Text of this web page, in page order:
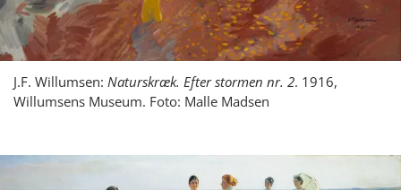
J.F. Willumsen: Naturskræk. Efter stormen nr. 2. 1916,
Willumsens Museum. Foto: Malle Madsen